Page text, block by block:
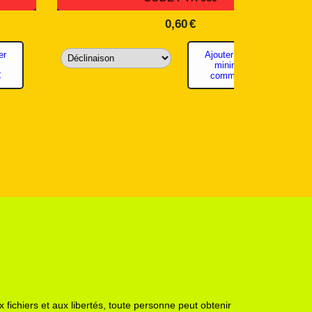
panier minimum de commande
fichiers et aux libertés, toute personne peut obtenir